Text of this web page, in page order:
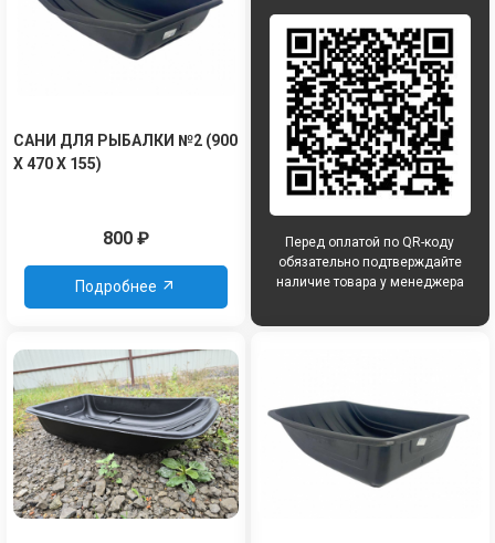
САНИ ДЛЯ РЫБАЛКИ №2 (900
Х 470 Х 155)
800₽
Подробнее
Перед оплатой по QR-коду
обязательно подтверждайте
наличие товара у менеджера